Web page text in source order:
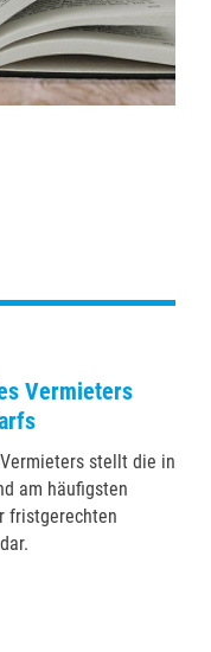
Vermieters
stellt die in
am häufigsten
fristgerechten